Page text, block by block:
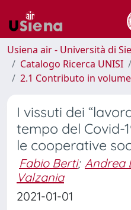
Usiena air - Università di
Catalogo Ricerca UNISI
2.1 Contributo in
I vissuti dei
tempo del Covid-
le cooperative
Fabio Berti; Andrea
Valzania
2021-01-01